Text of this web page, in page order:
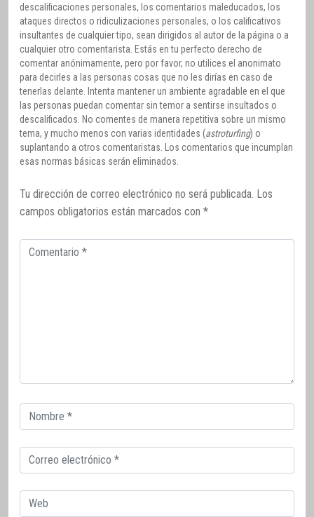
descalificaciones personales, los comentarios maleducados, los
ataques directos o ridiculizaciones personales, o los calificativos
insultantes de cualquier tipo, sean dirigidos al autor de la página o a
cualquier otro comentarista. Estás en tu perfecto derecho de
comentar anónimamente, pero por favor, no utilices el anonimato
para decirles a las personas cosas que no les dirías en caso de
tenerlas delante. Intenta mantener un ambiente agradable en el que
las personas puedan comentar sin temor a sentirse insultados o
descalificados. No comentes de manera repetitiva sobre un mismo
tema, y mucho menos con varias identidades (astroturfing) o
suplantando a otros comentaristas. Los comentarios que incumplan
esas normas básicas serán eliminados.
Tu dirección de correo electrónico no será publicada. Los
campos obligatorios están marcados con *
Comentario
Correo
electrónico
Correo
electrónico
Web